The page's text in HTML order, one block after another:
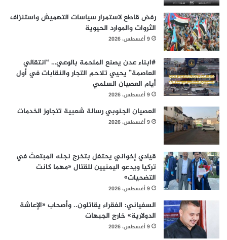
رفض قاطع لاستمرار سياسات التهميش واستنزاف
الثروات والموارد الحيوية
9 أغسطس، 2026
#ابناء عدن يصنع الملحمة بالوعي… “انتقالي
العاصمة” يحيي تلاحم التجار والنقابات في أول
أيام العصيان السلمي
9 أغسطس، 2026
العصيان الجنوبي رسالة شعبية تتجاوز الخدمات
9 أغسطس، 2026
قيادي إخواني يحتفل بتخرج نجله المبتعث في
تركيا ويدعو اليمنيين للقتال «مهما كانت
التضحيات»
9 أغسطس، 2026
السفياني: الفقراء يقاتلون.. وأصحاب «الإعاشة
الدولارية» خارج الجبهات
9 أغسطس، 2026